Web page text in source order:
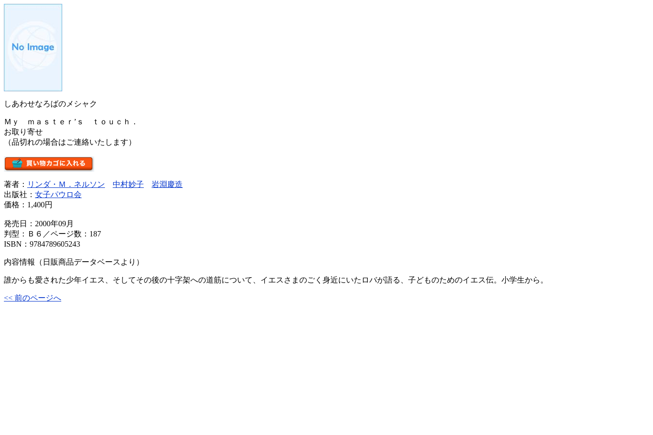
しあわせなろばのメシャク
Ｍｙ ｍａｓｔｅｒ’ｓ ｔｏｕｃｈ．
お取り寄せ
（品切れの場合はご連絡いたします）
著者： リンダ・Ｍ．ネルソン 中村妙子
岩淵慶造
出版社： 女子パウロ会
価格： 1,400円
発売日：2000年09月
判型：Ｂ６／ページ数：187
ISBN：9784789605243
内容情報（日販商品データベースより）
誰からも愛された少年イエス、そしてその後の十字架への道筋について、イエスさまのごく身近にいたロバが語る、子どものためのイエス伝。小学生から。
<< 前のページへ